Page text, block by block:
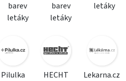
barev
letáky
barev
letáky
letáky
Pilulka
HECHT
Lekarna.cz